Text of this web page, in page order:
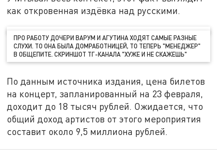
как откровенная издёвка над русскими.
ПРО РАБОТУ ДОЧЕРИ ВАРУМ И АГУТИНА ХОДЯТ САМЫЕ РАЗНЫЕ
СЛУХИ. ТО ОНА БЫЛА ДОМРАБОТНИЦЕЙ, ТО ТЕПЕРЬ "МЕНЕДЖЕР"
В ОБЩЕПИТЕ. СКРИНШОТ ТГ-КАНАЛА "ХУЖЕ И НЕ СКАЖЕШЬ"
По данным источника издания, цена билетов
на концерт, запланированный на 23 февраля,
доходит до 18 тысяч рублей. Ожидается, что
общий доход артистов от этого мероприятия
составит около 9,5 миллиона рублей.